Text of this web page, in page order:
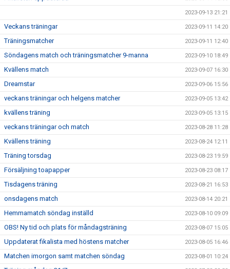
2023-09-13 21:21
Veckans träningar 2023-09-11 14:20
Träningsmatcher 2023-09-11 12:40
Söndagens match och träningsmatcher 9-manna 2023-09-10 18:49
Kvällens match 2023-09-07 16:30
Dreamstar 2023-09-06 15:56
veckans träningar och helgens matcher 2023-09-05 13:42
kvällens träning 2023-09-05 13:15
veckans träningar och match 2023-08-28 11:28
Kvällens träning 2023-08-24 12:11
Träning torsdag 2023-08-23 19:59
Försäljning toapapper 2023-08-23 08:17
Tisdagens träning 2023-08-21 16:53
onsdagens match 2023-08-14 20:21
Hemmamatch söndag inställd 2023-08-10 09:09
OBS! Ny tid och plats för måndagsträning 2023-08-07 15:05
Uppdaterat fikalista med höstens matcher 2023-08-05 16:46
Matchen imorgon samt matchen söndag 2023-08-01 10:24